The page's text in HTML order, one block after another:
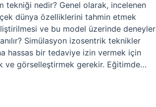
tekniği nedir? Genel olarak, incelenen
dünya özelliklerini tahmin etmek
ve bu model üzerinde deneyler
Simülasyon izosentrik teknikler
hassas bir tedaviye izin vermek için
ve görselleştirmek gerekir. Eğitimde…